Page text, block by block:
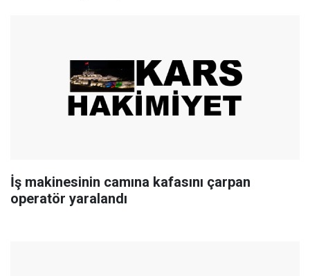
İş makinesinin camına kafasını çarpan
operatör yaralandı